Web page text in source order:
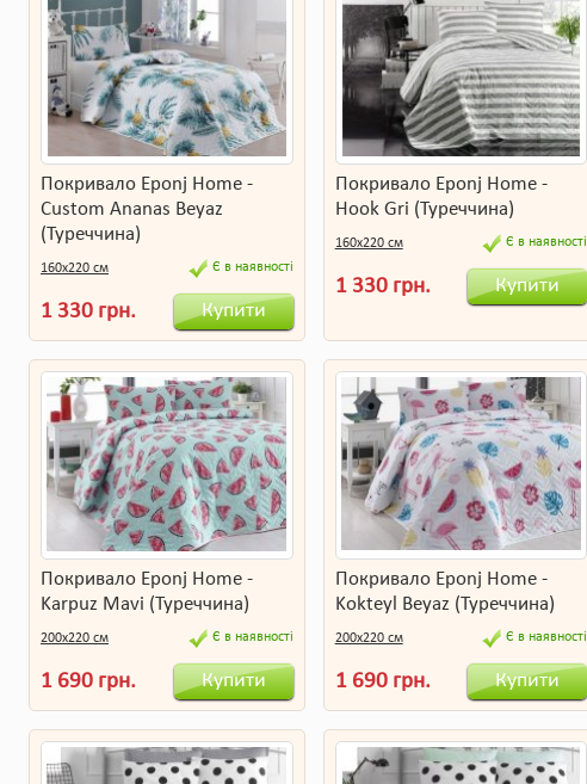
Покривало Eponj Home -
Custom Ananas Beyaz
(Туреччина)
160х220 см Є в наявності
1 330 грн. Купити
Покривало Eponj Home -
Hook Gri (Туреччина)
160х220 см Є в наявності
1 330 грн. Купити
Покривало Eponj Home -
Karpuz Mavi (Туреччина)
200х220 см Є в наявності
1 690 грн. Купити
Покривало Eponj Home -
Kokteyl Beyaz (Туреччина)
200х220 см Є в наявності
1 690 грн. Купити